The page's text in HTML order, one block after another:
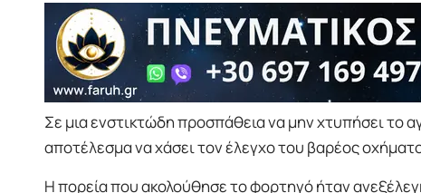
Σε μια ενστικτώδη προσπάθεια να μην χτυπήσει το
αποτέλεσμα να χάσει τον έλεγχο του βαρέος
Η πορεία που ακολούθησε το φορτηγό ήταν